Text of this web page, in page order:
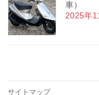
車）
2025年
サイトマップ